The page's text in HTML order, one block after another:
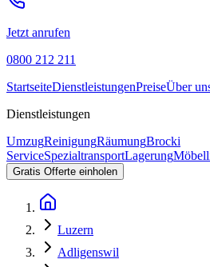
Jetzt anrufen
0800 212 211
StartseiteDienstleistungenPreiseÜber
Dienstleistungen
UmzugReinigungRäumungBrocki
ServiceSpezialtransportLagerung
Gratis Offerte einholen
Luzern
Adligenswil